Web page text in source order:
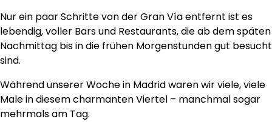
Nur ein paar Schritte von der Gran Vía entfernt ist es
lebendig, voller Bars und Restaurants, die ab dem späten
Nachmittag bis in die frühen Morgenstunden gut besucht
sind.
Während unserer Woche in Madrid waren wir viele, viele
Male in diesem charmanten Viertel – manchmal sogar
mehrmals am Tag.